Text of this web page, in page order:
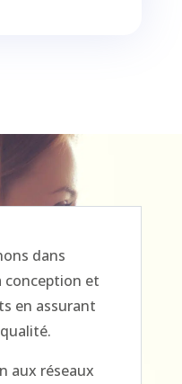
dans
conception et
en assurant
aux réseaux